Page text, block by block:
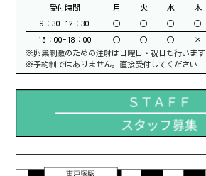
受付時間 月 火 水 木
9：30-12：30
○ ○ ○ ○
15：00-18：00 ○ ○ ○ ×
※卵巣刺激のための注射は日曜日・祝日も行います
※予約制ではありません。直接受付してください